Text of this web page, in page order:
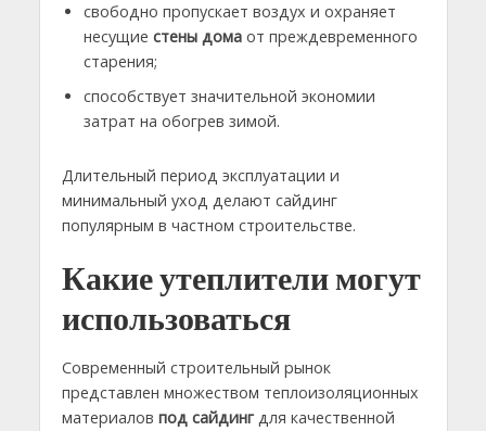
свободно пропускает воздух и охраняет
несущие стены домаот преждевременного
старения;
способствует значительной экономии
затрат на обогрев зимой.
Длительный период эксплуатации и
минимальный уход делают сайдинг
популярным в частном строительстве.
Какие утеплители могут
использоваться
Современный строительный рынок
представлен множеством теплоизоляционных
материалов под сайдинг для качественной